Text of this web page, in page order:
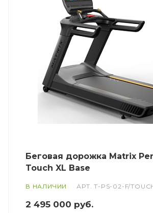
Беговая дорожка Matrix
Touch XL Base
В НАЛИЧИИ АРТ.T-PS-02-F/
2 495 000 руб.